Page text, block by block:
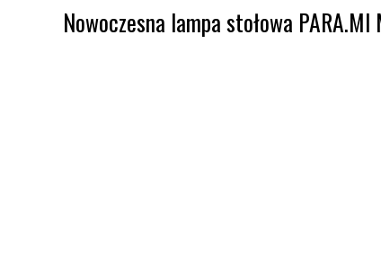
Nowoczesna lampa stołowa